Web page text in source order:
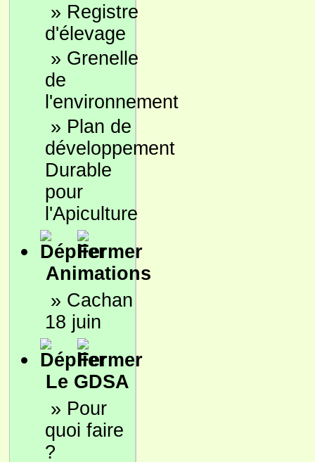
» Registre
d'élevage
» Grenelle
de
l'environnement
» Plan de
développement
Durable
pour
l'Apiculture
Animations
» Cachan
18 juin
Le GDSA
» Pour
quoi faire
?